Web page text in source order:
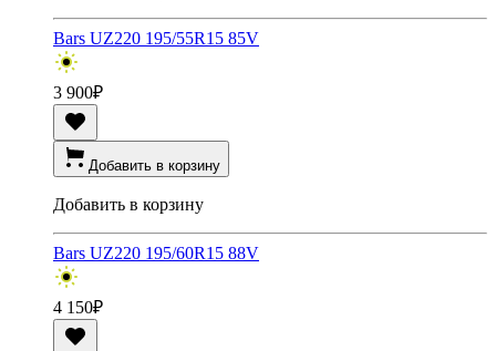
Bars UZ220 195/55R15 85V
3 900₽
Добавить в корзину
Добавить в корзину
Bars UZ220 195/60R15 88V
4 150₽